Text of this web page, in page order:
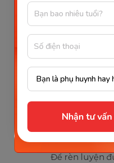
Nhận tư
Giúp trẻ hiểu
Hướng
cho trẻ
Để hình thành
ba mẹ có thể
Giúp con
Để rèn luyện